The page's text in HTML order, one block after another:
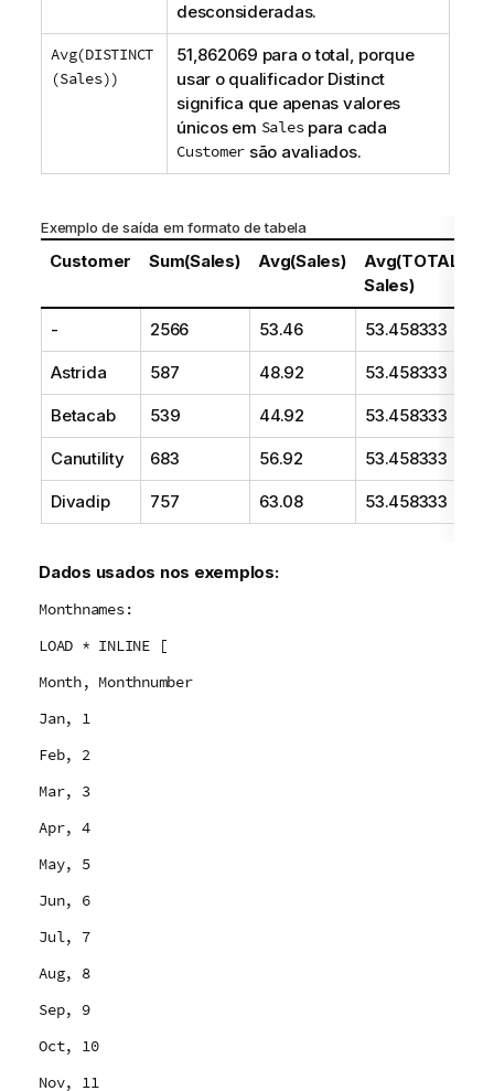
desconsideradas.
Avg(DISTINCT
(Sales))
51,862069 para o total, porque
usar o qualificador Distinct
significa que apenas valores
únicos em Salespara cada
Customer são avaliados.
Exemplo de saída em formato de tabela
Customer Sum(Sales) Avg(Sales)
Avg(TOTAL
Sales)
- 2566 53.46 53.458333
Astrida 587 48.92 53.458333
Betacab 539 44.92 53.458333
Canutility 683 56.92 53.458333
Divadip 757 63.08 53.458333
Dados usados nos exemplos:
Monthnames:
LOAD * INLINE [
Month, Monthnumber
Jan, 1
Feb, 2
Mar, 3
Apr, 4
May, 5
Jun, 6
Jul, 7
Aug, 8
Sep, 9
Oct, 10
Nov, 11